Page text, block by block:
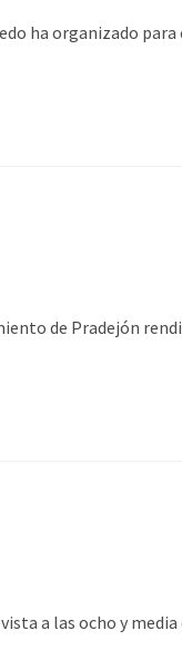
ha organizado
de Pradejón
a las ocho y